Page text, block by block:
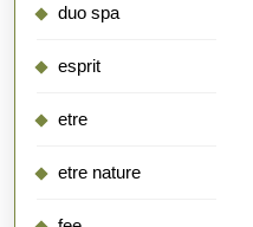
duo spa
esprit
etre
etre nature